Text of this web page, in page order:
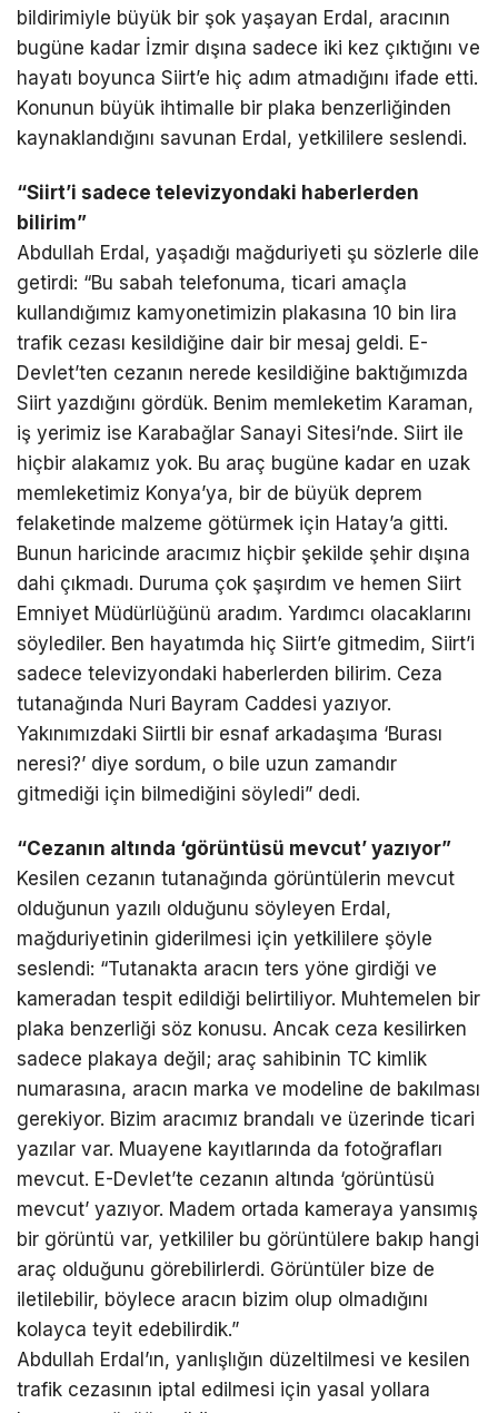
bildirimiyle büyük bir şok yaşayan Erdal, aracının
bugüne kadar İzmir dışına sadece iki kez çıktığını ve
hayatı boyunca Siirt’e hiç adım atmadığını ifade etti.
Konunun büyük ihtimalle bir plaka benzerliğinden
kaynaklandığını savunan Erdal, yetkililere seslendi.
“Siirt’i sadece televizyondaki haberlerden
bilirim”
Abdullah Erdal, yaşadığı mağduriyeti şu sözlerle dile
getirdi: “Bu sabah telefonuma, ticari amaçla
kullandığımız kamyonetimizin plakasına 10 bin lira
trafik cezası kesildiğine dair bir mesaj geldi. E-
Devlet’ten cezanın nerede kesildiğine baktığımızda
Siirt yazdığını gördük. Benim memleketim Karaman,
iş yerimiz ise Karabağlar Sanayi Sitesi’nde. Siirt ile
hiçbir alakamız yok. Bu araç bugüne kadar en uzak
memleketimiz Konya’ya, bir de büyük deprem
felaketinde malzeme götürmek için Hatay’a gitti.
Bunun haricinde aracımız hiçbir şekilde şehir dışına
dahi çıkmadı. Duruma çok şaşırdım ve hemen Siirt
Emniyet Müdürlüğünü aradım. Yardımcı olacaklarını
söylediler. Ben hayatımda hiç Siirt’e gitmedim, Siirt’i
sadece televizyondaki haberlerden bilirim. Ceza
tutanağında Nuri Bayram Caddesi yazıyor.
Yakınımızdaki Siirtli bir esnaf arkadaşıma ‘Burası
neresi?’ diye sordum, o bile uzun zamandır
gitmediği için bilmediğini söyledi” dedi.
“Cezanın altında ‘görüntüsü mevcut’ yazıyor”
Kesilen cezanın tutanağında görüntülerin mevcut
olduğunun yazılı olduğunu söyleyen Erdal,
mağduriyetinin giderilmesi için yetkililere şöyle
seslendi: “Tutanakta aracın ters yöne girdiği ve
kameradan tespit edildiği belirtiliyor. Muhtemelen bir
plaka benzerliği söz konusu. Ancak ceza kesilirken
sadece plakaya değil; araç sahibinin TC kimlik
numarasına, aracın marka ve modeline de bakılması
gerekiyor. Bizim aracımız brandalı ve üzerinde ticari
yazılar var. Muayene kayıtlarında da fotoğrafları
mevcut. E-Devlet’te cezanın altında ‘görüntüsü
mevcut’ yazıyor. Madem ortada kameraya yansımış
bir görüntü var, yetkililer bu görüntülere bakıp hangi
araç olduğunu görebilirlerdi. Görüntüler bize de
iletilebilir, böylece aracın bizim olup olmadığını
kolayca teyit edebilirdik.”
Abdullah Erdal’ın, yanlışlığın düzeltilmesi ve kesilen
trafik cezasının iptal edilmesi için yasal yollara